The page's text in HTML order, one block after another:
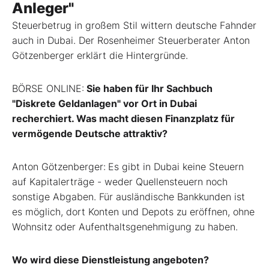
Anleger"
Steuerbetrug in großem Stil wittern deutsche Fahnder
auch in Dubai. Der Rosenheimer Steuerberater Anton
Götzenberger erklärt die Hintergründe.
BÖRSE ONLINE: Sie haben für Ihr Sachbuch
"Diskrete Geldanlagen" vor Ort in Dubai
recherchiert. Was macht diesen Finanzplatz für
vermögende Deutsche attraktiv?
Anton Götzenberger: Es gibt in Dubai keine Steuern
auf Kapitalerträge - weder Quellensteuern noch
sonstige Abgaben. Für ausländische Bankkunden ist
es möglich, dort Konten und Depots zu eröffnen, ohne
Wohnsitz oder Aufenthaltsgenehmigung zu haben.
Wo wird diese Dienstleistung angeboten?